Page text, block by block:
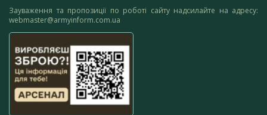
Зауваження та пропозиції по роботі сайту надсилайте на адресу:
webmaster@armyinform.com.ua